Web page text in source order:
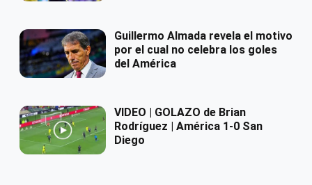
Guillermo Almada revela el motivo
por el cual no celebra los goles
del América
VIDEO | GOLAZO de Brian
Rodríguez | América 1-0 San
Diego